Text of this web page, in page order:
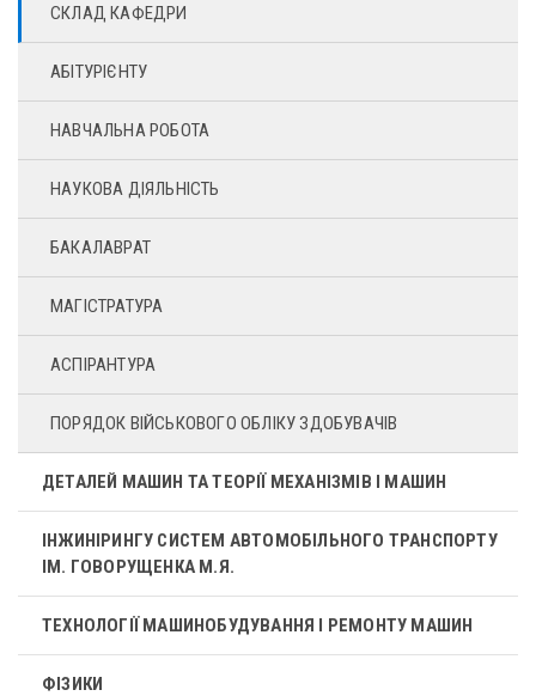
СКЛАД КАФЕДРИ
АБІТУРІЄНТУ
НАВЧАЛЬНА РОБОТА
НАУКОВА ДІЯЛЬНІСТЬ
БАКАЛАВРАТ
МАГІСТРАТУРА
АСПІРАНТУРА
ПОРЯДОК ВІЙСЬКОВОГО ОБЛІКУ ЗДОБУВАЧІВ
ДЕТАЛЕЙ МАШИН ТА ТЕОРІЇ МЕХАНІЗМІВ І МАШИН
ІНЖИНІРИНГУ СИСТЕМ АВТОМОБІЛЬНОГО ТРАНСПОРТУ
ІМ. ГОВОРУЩЕНКА М.Я.
ТЕХНОЛОГІЇ МАШИНОБУДУВАННЯ І РЕМОНТУ МАШИН
ФІЗИКИ